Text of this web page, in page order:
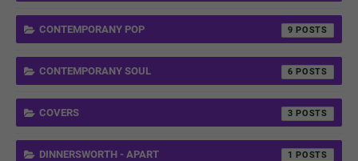
CONTEMPORANY POP 9
CONTEMPORANY SOUL 6
COVERS 3
DINNERSWORTH - APART 1